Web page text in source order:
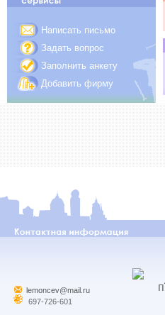
Написать письмо
Задать вопрос
Заполнить анкету
Добавить фирму
lemoncev@mail.ru
697-726-601